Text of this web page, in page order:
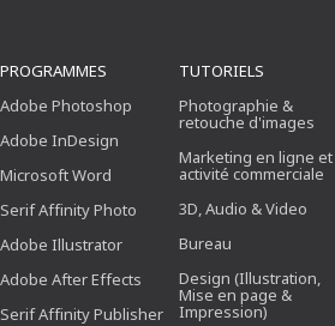
PROGRAMMES
Adobe Photoshop
Adobe InDesign
Microsoft Word
Serif Affinity Photo
Adobe Illustrator
Adobe After Effects
Serif Affinity Publisher
TUTORIELS
Photographie &
retouche d'images
Marketing en ligne et
activité commerciale
3D, Audio & Video
Bureau
Design (Illustration,
Mise en page &
Impression)